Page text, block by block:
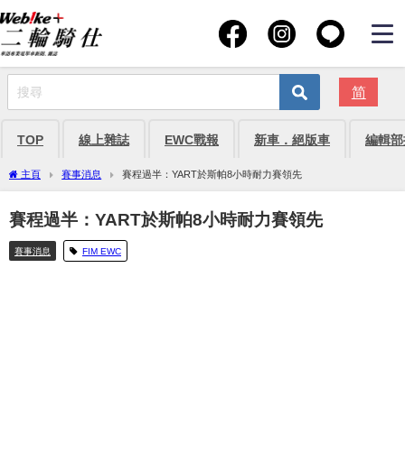
简
TOP 線上雜誌 EWC戰報 新車．絕版車 編輯
主頁 賽事消息 賽程過半：YART於斯帕8小時耐力賽領先
賽程過半：YART於斯帕8小時耐力賽領先
賽事消息 FIM EWC